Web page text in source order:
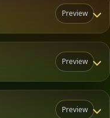
Preview
Preview
Preview